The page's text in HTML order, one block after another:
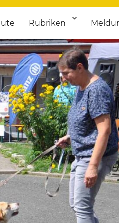
für
Rubriken